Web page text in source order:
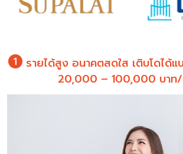
รายได้สูง อนาคตสดใส เติบโดได้
20,000 – 100,000 บาท